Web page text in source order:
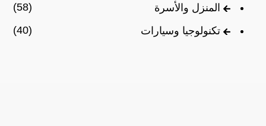
المنزل والأسرة
(58)
تكنولوجيا وسيارات
(40)